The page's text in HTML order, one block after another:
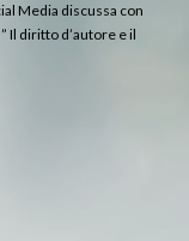
Media discussa con
Il diritto d’autore e il